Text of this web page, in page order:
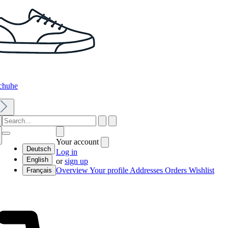
Deutsch
English
Français
Your account
Log in
orsign up
OverviewYour profile Addresses Orders Wishlist